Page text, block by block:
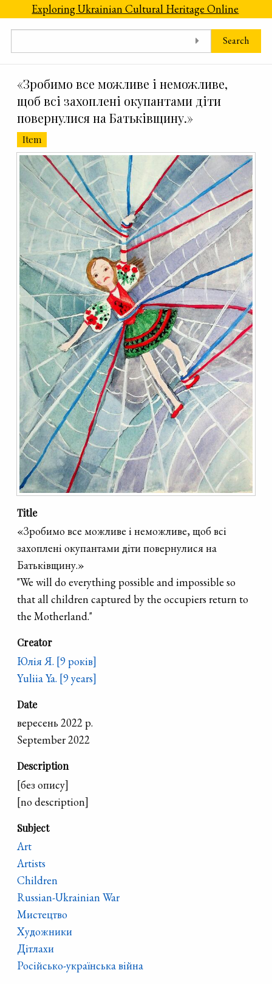
Skip to main content
Exploring Ukrainian Cultural Heritage Online
Search
«Зробимо все можливе і неможливе,
щоб всі захоплені окупантами діти
повернулися на Батьківщину.»
Item
Title
«Зробимо все можливе і неможливе, щоб всі
захоплені окупантами діти повернулися на
Батьківщину.»
"We will do everything possible and impossible so
that all children captured by the occupiers return to
the Motherland."
Creator
Юлія Я. [9 років]
Yuliia Ya. [9 years]
Date
вересень 2022 р.
September 2022
Description
[без опису]
[no description]
Subject
Art
Artists
Children
Russian-Ukrainian War
Мистецтво
Художники
Дітлахи
Російсько-українська війна